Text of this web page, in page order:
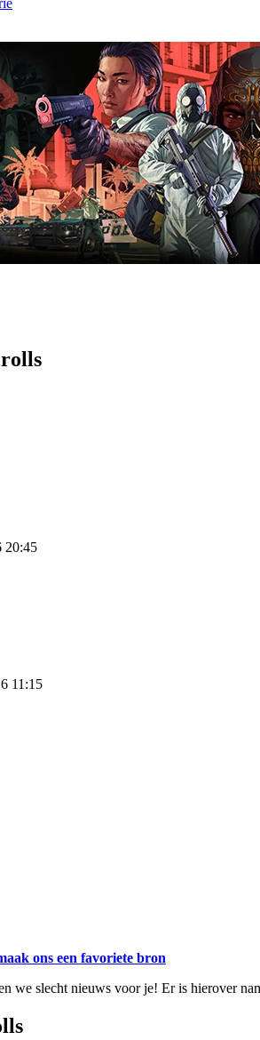
20:45
11:15
ons een favoriete bron
we slecht nieuws voor je! Er is hierover